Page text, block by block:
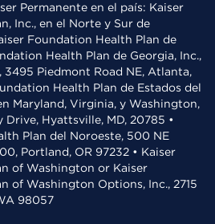
Permanente en el país: Kaiser
Inc., en el Norte y Sur de
Foundation Health Plan de
Health Plan de Georgia, Inc.,
3495 Piedmont Road NE, Atlanta,
Health Plan de Estados del
Maryland, Virginia, y Washington,
Drive, Hyattsville, MD, 20785 •
Plan del Noroeste, 500 NE
Portland, OR 97232 • Kaiser
of Washington or Kaiser
of Washington Options, Inc., 2715
98057